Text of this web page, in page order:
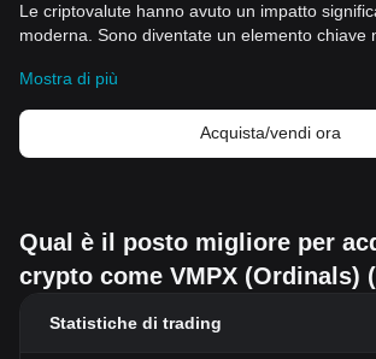
Le criptovalute hanno avuto un impatto
moderna. Sono diventate un elemento chiave
di trasferimento di valore. Il viaggio dalle
criptovalute rappresenta un importante
che ha portato ad un miglioramento
transazioni finanziarie.
risalgono a un periodo anteriore. La storia
con l'introduzione della crittografia, l'arte di
Nel 2009, il concetto delle criptovalute si è
Mostra di più
Acquista/vendi ora
Qual è il posto migliore per
crypto come VMPX (Ordinals)
Statistiche di trading